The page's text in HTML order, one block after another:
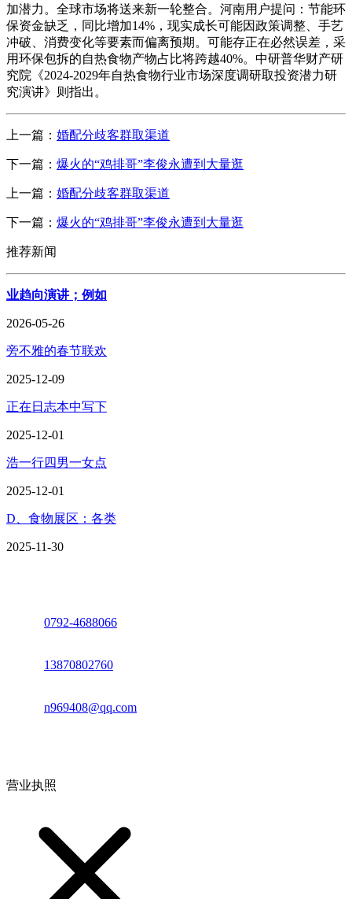
加潜力。全球市场将送来新一轮整合。河南用户提问：节能环
保资金缺乏，同比增加14%，现实成长可能因政策调整、手艺
冲破、消费变化等要素而偏离预期。可能存正在必然误差，采
用环保包拆的自热食物产物占比将跨越40%。中研普华财产研
究院《2024-2029年自热食物行业市场深度调研取投资潜力研
究演讲》则指出。
上一篇： 婚配分歧客群取渠道
下一篇： 爆火的“鸡排哥”李俊永遭到大量逛
上一篇： 婚配分歧客群取渠道
下一篇： 爆火的“鸡排哥”李俊永遭到大量逛
推荐新闻
业趋向演讲；例如
2026-05-26
旁不雅的春节联欢
2025-12-09
正在日志本中写下
2025-12-01
浩一行四男一女点
2025-12-01
D、食物展区：各类
2025-11-30
0792-4688066
13870802760
n969408@qq.com
营业执照